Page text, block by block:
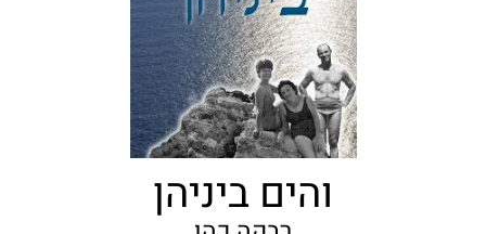
והים ביניהן